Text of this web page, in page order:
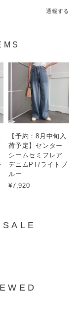
通報する
【予約：8月中旬入
荷予定】センター
シームセミフレア
デニムPT/ライトブ
ルー
¥7,920